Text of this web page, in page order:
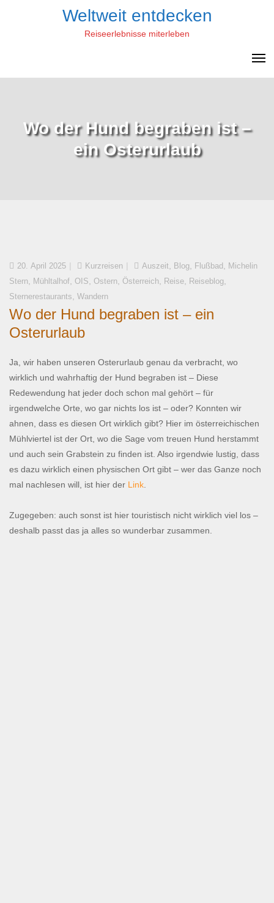
Weltweit entdecken
Reiseerlebnisse miterleben
Wo der Hund begraben ist –
ein Osterurlaub
20. April 2025 Kurzreisen Auszeit Blog Flußbad
Michelin
Stern
Mühltalhof OIS Ostern Österreich Reise Reiseblog
Sternerestaurants Wandern
Wo der Hund begraben ist – ein
Osterurlaub
Ja, wir haben unseren Osterurlaub genau da verbracht, wo
wirklich und wahrhaftig der Hund begraben ist – Diese
Redewendung hat jeder doch schon mal gehört – für
irgendwelche Orte, wo gar nichts los ist – oder? Konnten wir
ahnen, dass es diesen Ort wirklich gibt? Hier im österreichischen
Mühlviertel ist der Ort, wo die Sage vom treuen Hund herstammt
und auch sein Grabstein zu finden ist. Also irgendwie lustig, dass
es dazu wirklich einen physischen Ort gibt – wer das Ganze noch
mal nachlesen will, ist hier der Link
Zugegeben: auch sonst ist hier touristisch nicht wirklich viel los –
deshalb passt das ja alles so wunderbar zusammen.